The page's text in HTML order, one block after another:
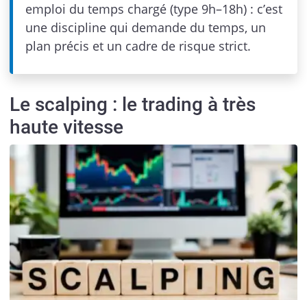
emploi du temps chargé (type 9h–18h) : c’est
une discipline qui demande du temps, un
plan précis et un cadre de risque strict.
Le scalping : le trading à très
haute vitesse